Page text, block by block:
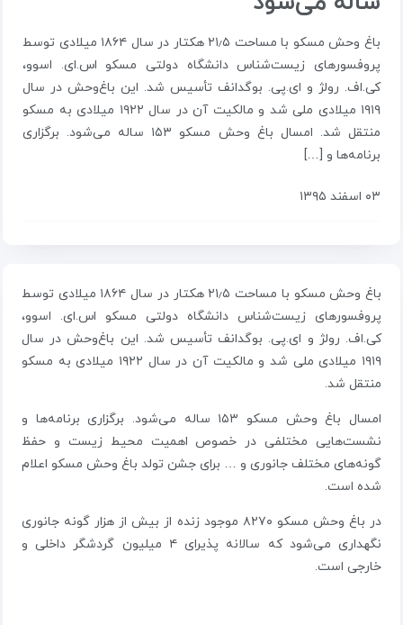
باغ وحش مسکو با مساحت ۲۱٫۵ هکتار در سال ۱۸۶۴ میلادی توسط
پروفسورهای زیست‌شناس دانشگاه دولتی مسکو اس.ای. اسوو،
کی.اف. رولژ و ای.پی. بوگدانف تأسیس شد. این باغ‌وحش در سال
۱۹۱۹ میلادی ملی شد و مالکیت آن در سال ۱۹۲۲ میلادی به مسکو
منتقل شد. امسال باغ وحش مسکو ۱۵۳ ساله می‌شود. برگزاری
برنامه‌ها و […]
۰۳ اسفند ۱۳۹۵
باغ وحش مسکو با مساحت ۲۱٫۵ هکتار در سال ۱۸۶۴ میلادی توسط
پروفسورهای زیست‌شناس دانشگاه دولتی مسکو اس.ای. اسوو،
کی.اف. رولژ و ای.پی. بوگدانف تأسیس شد. این باغ‌وحش در سال
۱۹۱۹ میلادی ملی شد و مالکیت آن در سال ۱۹۲۲ میلادی به مسکو
منتقل شد.
امسال باغ وحش مسکو ۱۵۳ ساله می‌شود. برگزاری برنامه‌ها و
نشست‌هایی مختلفی در خصوص اهمیت محیط زیست و حفظ
گونه‌های مختلف جانوری و … برای جشن تولد باغ وحش مسکو اعلام
شده است.
در باغ وحش مسکو ۸۲۷۰ موجود زنده از بیش از هزار گونه جانوری
نگهداری می‌شود که سالانه پذیرای ۴ میلیون گردشگر داخلی و
خارجی است.